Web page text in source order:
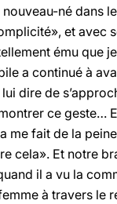
né dans
et avec
ému que
a continué à
dire de
ce geste…
me fait de la
cela». Et notre
il a vu la
à travers le